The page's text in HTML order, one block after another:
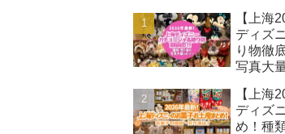
【上海
ディズ
り物徹
写真大
【上海
ディズ
め！種